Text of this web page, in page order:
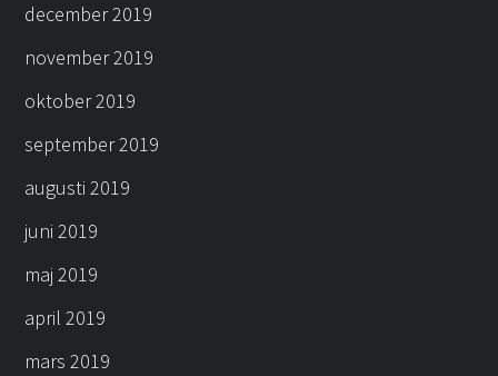
december 2019
november 2019
oktober 2019
september 2019
augusti 2019
juni 2019
maj 2019
april 2019
mars 2019